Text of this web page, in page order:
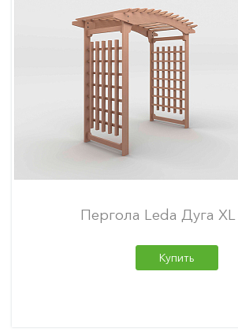
Пергола Leda Дуга
Купить